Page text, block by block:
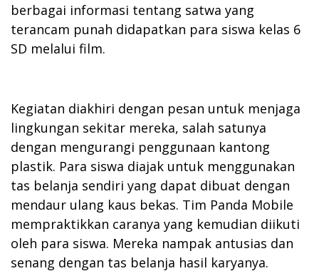
berbagai informasi tentang satwa yang
terancam punah didapatkan para siswa kelas 6
SD melalui film.
Kegiatan diakhiri dengan pesan untuk menjaga
lingkungan sekitar mereka, salah satunya
dengan mengurangi penggunaan kantong
plastik. Para siswa diajak untuk menggunakan
tas belanja sendiri yang dapat dibuat dengan
mendaur ulang kaus bekas. Tim Panda Mobile
mempraktikkan caranya yang kemudian diikuti
oleh para siswa. Mereka nampak antusias dan
senang dengan tas belanja hasil karyanya.